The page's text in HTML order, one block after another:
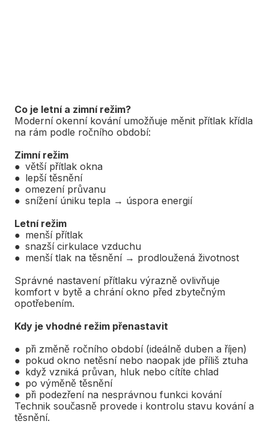
Co je letní a zimní režim?
Moderní okenní kování umožňuje měnit přítlak křídla
na rám podle ročního období:
Zimní režim
● větší přítlak okna
● lepší těsnění
● omezení průvanu
● snížení úniku tepla → úspora energií
Letní režim
● menší přítlak
● snazší cirkulace vzduchu
● menší tlak na těsnění → prodloužená životnost
Správné nastavení přítlaku výrazně ovlivňuje
komfort v bytě a chrání okno před zbytečným
opotřebením.
Kdy je vhodné režim přenastavit
● při změně ročního období (ideálně duben a říjen)
● pokud okno netěsní nebo naopak jde příliš ztuha
● když vzniká průvan, hluk nebo cítíte chlad
● po výměně těsnění
● při podezření na nesprávnou funkci kování
Technik současně provede i kontrolu stavu kování a
těsnění.